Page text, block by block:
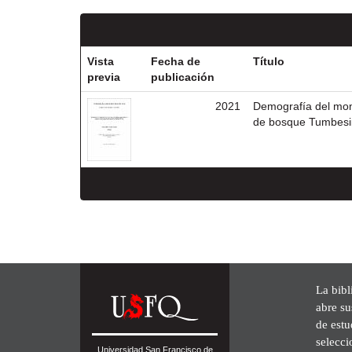
Vista
previa
Fecha de
publicación
Título
2021
Demografía del
de bosque
Universidad San Francisco de
La
abre
de